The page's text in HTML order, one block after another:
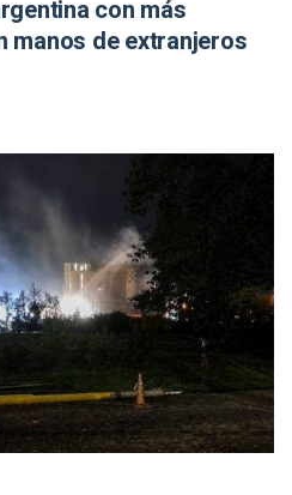
con más
manos de extranjeros